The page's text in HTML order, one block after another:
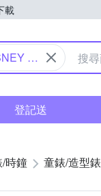
載
物中心
迪
登記送
時鐘 童錶/造型錶